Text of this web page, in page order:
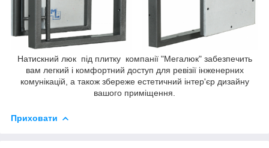
Натискний люк під плитку компанії "Мегалюк" забезпечить
вам легкий і комфортний доступ для ревізії інженерних
комунікацій, а також збереже естетичний інтер'єр дизайну
вашого приміщення.
Приховати